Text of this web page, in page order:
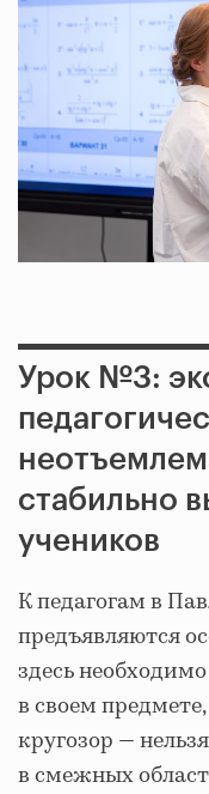
Урок №3:
стабильно
учеников
К педагогам в
предъявляются
здесь
в своем
кругозор —
в смежных